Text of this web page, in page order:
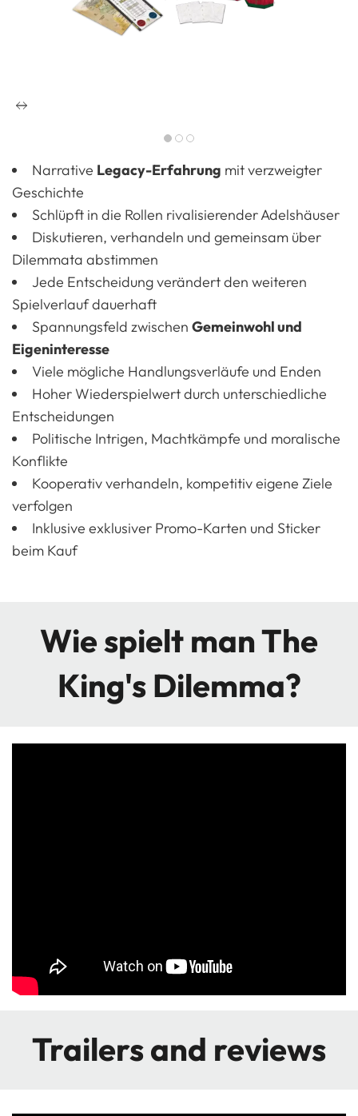
Narrative Legacy-Erfahrung mit verzweigter
Geschichte
Schlüpft in die Rollen rivalisierender Adelshäuser
Diskutieren, verhandeln und gemeinsam über
Dilemmata abstimmen
Jede Entscheidung verändert den weiteren
Spielverlauf dauerhaft
Spannungsfeld zwischen Gemeinwohl und
Eigeninteresse
Viele mögliche Handlungsverläufe und Enden
Hoher Wiederspielwert durch unterschiedliche
Entscheidungen
Politische Intrigen, Machtkämpfe und moralische
Konflikte
Kooperativ verhandeln, kompetitiv eigene Ziele
verfolgen
Inklusive exklusiver Promo-Karten und Sticker
beim Kauf
Wie spielt man The
King's Dilemma?
Trailers and reviews